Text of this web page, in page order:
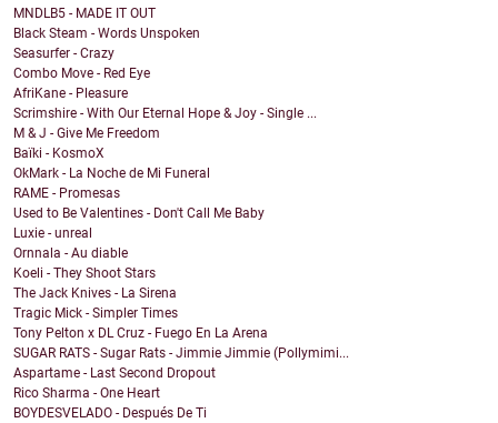
MNDLB5 - MADE IT OUT
Black Steam - Words Unspoken
Seasurfer - Crazy
Combo Move - Red Eye
AfriKane - Pleasure
Scrimshire - With Our Eternal Hope & Joy - Single ...
M & J - Give Me Freedom
Baïki - KosmoX
OkMark - La Noche de Mi Funeral
RAME - Promesas
Used to Be Valentines - Don't Call Me Baby
Luxie - unreal
Ornnala - Au diable
Koeli - They Shoot Stars
The Jack Knives - La Sirena
Tragic Mick - Simpler Times
Tony Pelton x DL Cruz - Fuego En La Arena
SUGAR RATS - Sugar Rats - Jimmie Jimmie (Pollymimi...
Aspartame - Last Second Dropout
Rico Sharma - One Heart
BOYDESVELADO - Después De Ti